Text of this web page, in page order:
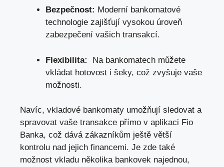
Bezpečnost: Moderní bankomatové
technologie zajišťují vysokou úroveň
zabezpečení vašich transakcí.
Flexibilita:
​ Na bankomatech⁣ můžete
vkládat hotovost ​i⁤ šeky, což zvyšuje vaše
možnosti.
Navíc, vkladové bankomaty umožňují sledovat a⁣
spravovat vaše transakce přímo v aplikaci Fio
Banka, což dává ⁤zákazníkům‌ ještě větší
kontrolu nad jejich financemi. Je zde také
možnost vkladu několika bankovek najednou,